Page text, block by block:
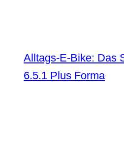
Alltags-E-Bike: Das
6.5.1 Plus Forma